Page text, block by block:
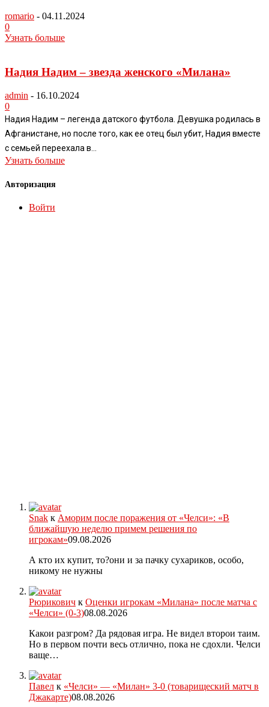
romario - 04.11.2024
0
Узнать больше
Надия Надим – звезда женского «Милана»
admin - 16.10.2024
0
Надия Надим – легенда датского футбола. Девушка родилась в
Афганистане, но после того, как ее отец был убит, Надия вместе
с семьей переехала в...
Узнать больше
Авторизация
Войти
Snak к Аморим после поражения от «Челси»: «В
ближайшую неделю примем решения по
игрокам»09.08.2026
А кто их купит, то?они и за пачку сухариков, особо,
никому не нужны
Рюрикович к Оценки игрокам «Милана» после матча с
«Челси» (0-3)08.08.2026
Какои разгром? Да рядовая игра. Не видел второи таим.
Но в первом почти весь отлично, пока не сдохли. Челси
ваще…
Павел к «Челси» — «Милан» 3-0 (товарищеский матч в
Джакарте)08.08.2026